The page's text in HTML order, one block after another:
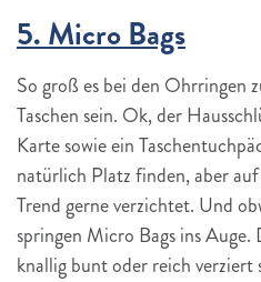
5. Micro Bags
So groß es bei den Ohrringen
Taschen sein. Ok, der
Karte sowie ein
natürlich Platz finden, aber
Trend gerne verzichtet. Und
springen Micro Bags ins
knallig bunt oder reich verziert